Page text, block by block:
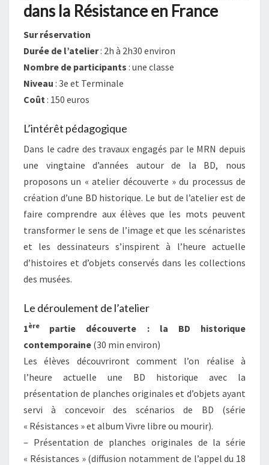
dans la Résistance en France
Sur réservation
Durée de l’atelier: 2h à 2h30 environ
Nombre de participants : une classe
Niveau : 3e et Terminale
Coût: 150 euros
L’intérêt pédagogique
Dans le cadre des travaux engagés par le MRN depuis
une vingtaine d’années autour de la BD, nous
proposons un « atelier découverte » du processus de
création d’une BD historique. Le but de l’atelier est de
faire comprendre aux élèves que les mots peuvent
transformer le sens de l’image et que les scénaristes
et les dessinateurs s’inspirent à l’heure actuelle
d’histoires et d’objets conservés dans les collections
des musées.
Le déroulement de l’atelier
1ère partie découverte : la BD historique
contemporaine (30 min environ)
Les élèves découvriront comment l’on réalise à
l’heure actuelle une BD historique avec la
présentation de planches originales et d’objets ayant
servi à concevoir des scénarios de BD (série
« Résistances » et album Vivre libre ou mourir).
– Présentation de planches originales de la série
« Résistances » (diffusion notamment de l’appel du 18